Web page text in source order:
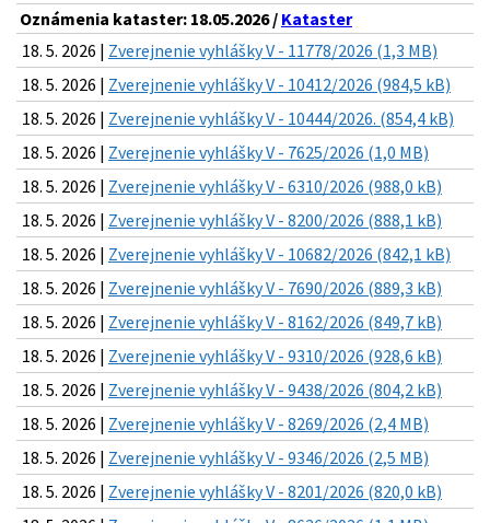
Oznámenia kataster: 18.05.2026 / Kataster
18. 5. 2026 | Zverejnenie vyhlášky V - 11778/2026 (1,3 MB)
18. 5. 2026 | Zverejnenie vyhlášky V - 10412/2026 (984,5 kB)
18. 5. 2026 | Zverejnenie vyhlášky V - 10444/2026. (854,4 kB)
18. 5. 2026 | Zverejnenie vyhlášky V - 7625/2026 (1,0 MB)
18. 5. 2026 | Zverejnenie vyhlášky V - 6310/2026 (988,0 kB)
18. 5. 2026 | Zverejnenie vyhlášky V - 8200/2026 (888,1 kB)
18. 5. 2026 | Zverejnenie vyhlášky V - 10682/2026 (842,1 kB)
18. 5. 2026 | Zverejnenie vyhlášky V - 7690/2026 (889,3 kB)
18. 5. 2026 | Zverejnenie vyhlášky V - 8162/2026 (849,7 kB)
18. 5. 2026 | Zverejnenie vyhlášky V - 9310/2026 (928,6 kB)
18. 5. 2026 | Zverejnenie vyhlášky V - 9438/2026 (804,2 kB)
18. 5. 2026 | Zverejnenie vyhlášky V - 8269/2026 (2,4 MB)
18. 5. 2026 | Zverejnenie vyhlášky V - 9346/2026 (2,5 MB)
18. 5. 2026 | Zverejnenie vyhlášky V - 8201/2026 (820,0 kB)